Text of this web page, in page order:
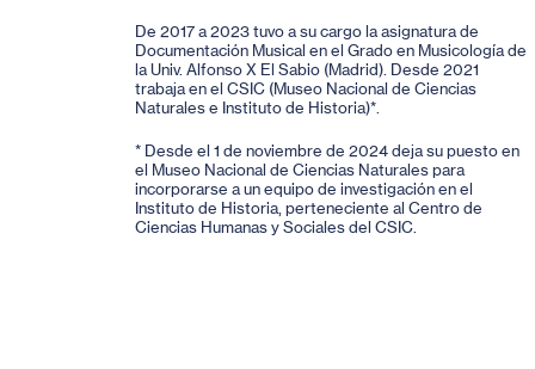
De 2017 a 2023 tuvo a su cargo la asignatura de
Documentación Musical en el Grado en Musicología de
la Univ. Alfonso X El Sabio (Madrid). Desde 2021
trabaja en el CSIC (Museo Nacional de Ciencias
Naturales e Instituto de Historia)*.
* Desde el 1 de noviembre de 2024 deja su puesto en
el Museo Nacional de Ciencias Naturales para
incorporarse a un equipo de investigación en el
Instituto de Historia, perteneciente al Centro de
Ciencias Humanas y Sociales del CSIC.